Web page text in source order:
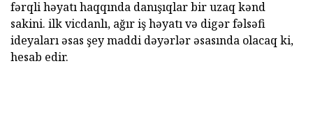
fərqli həyatı haqqında danışıqlar bir uzaq kənd
sakini. ilk vicdanlı, ağır iş həyatı və digər fəlsəfi
ideyaları əsas şey maddi dəyərlər əsasında olacaq ki,
hesab edir.